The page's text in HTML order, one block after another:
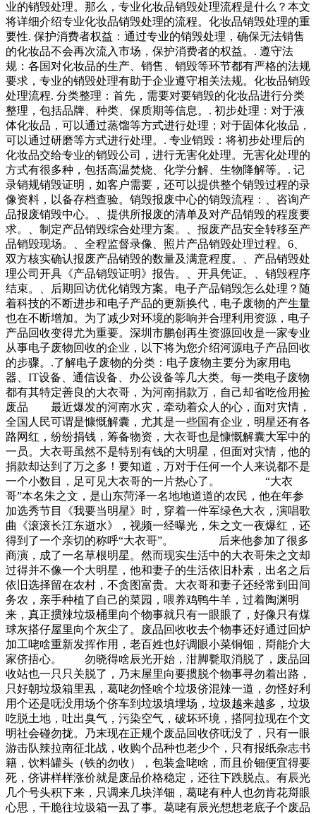
业的销毁处理。那么，专业化妆品销毁处理流程是什么？本文
将详细介绍专业化妆品销毁处理的流程。化妆品销毁处理的重
要性. 保护消费者权益：通过专业的销毁处理，确保无法销售
的化妆品不会再次流入市场，保护消费者的权益。. 遵守法
规：各国对化妆品的生产、销售、销毁等环节都有严格的法规
要求，专业的销毁处理有助于企业遵守相关法规。化妆品销毁
处理流程. 分类整理：首先，需要对要销毁的化妆品进行分类
整理，包括品牌、种类、保质期等信息。. 初步处理：对于液
体化妆品，可以通过蒸馏等方式进行处理；对于固体化妆品，
可以通过研磨等方式进行处理。. 专业销毁：将初步处理后的
化妆品交给专业的销毁公司，进行无害化处理。无害化处理的
方式有很多种，包括高温焚烧、化学分解、生物降解等。. 记
录销规销毁证明，如客户需要，还可以提供整个销毁过程的录
像资料，以备存档查验。销毁报废中心的销毁流程：、咨询产
品报废销毁中心。、提供所报废的清单及对产品销毁的程度要
求。、制定产品销毁综合处理方案。、报废产品安全转移至产
品销毁现场。、全程监督录像、照片产品销毁处理过程。6、
双方核实确认报废产品销毁的数量及满意程度。、产品销毁处
理公司开具《产品销毁证明》报告。、开具凭证。、销毁程序
结束。、后期回访优化销毁方案。电子产品销毁怎么处理？随
着科技的不断进步和电子产品的更新换代，电子废物的产生量
也在不断增加。为了减少对环境的影响并合理利用资源，电子
产品回收变得尤为重要。深圳市鹏创再生资源回收是一家专业
从事电子废物回收的企业，以下将为您介绍河源电子产品回收
的步骤。.了解电子废物的分类：电子废物主要分为家用电
器、IT设备、通信设备、办公设备等几大类。每一类电子废物
都有其特定善良的大衣哥，为河南捐款万，自己却省吃俭用捡
废品 最近爆发的河南水灾，牵动着众人的心，面对灾情，
全国人民可谓是慷慨解囊，尤其是一些国有企业，明星还有各
路网红，纷纷捐钱，筹备物资，大衣哥也是慷慨解囊大军中的
一员。大衣哥虽然不是特别有钱的大明星，但面对灾情，他的
捐款却达到了万之多！要知道，万对于任何一个人来说都不是
一个小数目，足可见大衣哥的一片热心了。 “大衣
哥”本名朱之文，是山东菏泽一名地地道道的农民，他在年参
加选秀节目《我要当明星》时，穿着一件军绿色大衣，演唱歌
曲《滚滚长江东逝水》，视频一经曝光，朱之文一夜爆红，还
得到了一个亲切的称呼“大衣哥”。 后来他参加了很多
商演，成了一名草根明星。然而现实生活中的大衣哥朱之文却
过得并不像一个大明星，他和妻子的生活依旧朴素，出名之后
依旧选择留在农村，不贪图富贵。大衣哥和妻子还经常到田间
务农，亲手种植了自己的菜园，喂养鸡鸭牛羊，过着陶渊明
来，真正掼辣垃圾桶里向个物事就只有一眼眼了，好像只有煤
球灰搭仔屋里向个灰尘了。废品回收收去个物事还好通过回炉
加工咾啥重新发挥作用，老百姓也好调眼小菜铜钿，搿能介大
家侪捂心。 勿晓得啥辰光开始，泔脚甏取消脱了，废品回
收站也一只只关脱了，乃末屋里向要掼脱个物事寻勿着出路，
只好朝垃圾箱里厾，葛咾勿怪啥个垃圾侪混辣一道，勿怪好利
用个还是呒没用场个侪车到垃圾填埋场，垃圾越来越多，垃圾
吃脱土地，吐出臭气，污染空气，破坏环境，搭阿拉现在个文
明社会碰勿拢。乃末现在正规个废品回收侪呒没了，只有一眼
游击队辣拉南征北战，收购个品种也老少个，只有报纸杂志书
籍，饮料罐头（铁的勿收），包装盒咾啥，而且价钿便宜得要
死，侪讲样样涨价就是废品价格稳定，还往下跌脱点。有辰光
几个号头积下来，只调来几块洋钿，葛咾有种人也勿肯花搿眼
心思，干脆往垃圾箱一厾了事。葛咾有辰光想想老底子个废品